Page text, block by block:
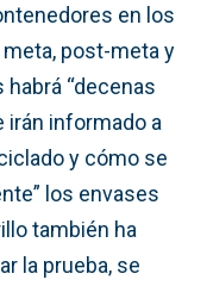
en los
meta, post-meta y
“decenas
irán informado a
y cómo se
los envases
también ha
la prueba, se